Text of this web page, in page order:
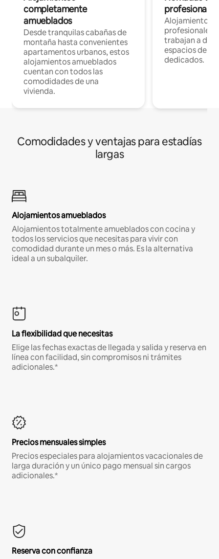
completamente
amueblados
Desde tranquilas cabañas de
montaña hasta convenientes
apartamentos urbanos, estos
alojamientos amueblados
cuentan con todos las
comodidades de una
vivienda.
Alojamientos
profesionales
trabajan a
espacios de
dedicados.
Comodidades y ventajas para estadías
largas
Alojamientos amueblados
Alojamientos totalmente amueblados con cocina y
todos los servicios que necesitas para vivir con
comodidad durante un mes o más. Es la alternativa
ideal a un subalquiler.
La flexibilidad que necesitas
Elige las fechas exactas de llegada y salida y reserva en
línea con facilidad, sin compromisos ni trámites
adicionales.*
Precios mensuales simples
Precios especiales para alojamientos vacacionales de
larga duración y un único pago mensual sin cargos
adicionales.*
Reserva con confianza